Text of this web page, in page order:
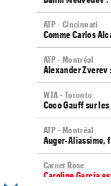
ATP - Cincinnati
Comme Carlos
ATP - Montréal
Alexander Zverev
WTA - Toronto
Coco Gauff sur
ATP - Montréal
Auger-Aliassime,
Carnet Rose
Caroline Garcia